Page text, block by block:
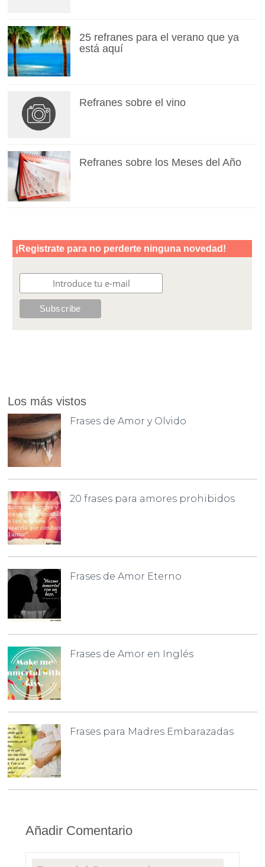
25 refranes para el verano que ya
está aquí
Refranes sobre el vino
Refranes sobre los Meses del Año
Los más vistos
Frases de Amor y Olvido
20 frases para amores prohibidos
Frases de Amor Eterno
Frases de Amor en Inglés
Frases para Madres Embarazadas
Añadir Comentario